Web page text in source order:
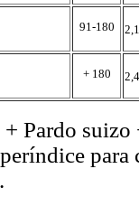
91-180
+ 180
Pardo